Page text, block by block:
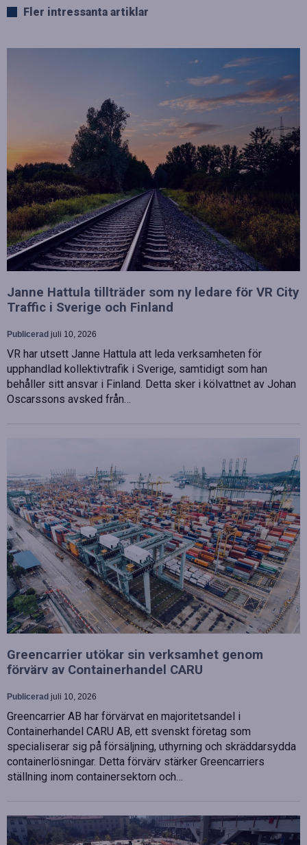
Fler intressanta artiklar
Janne Hattula tillträder som ny ledare för VR City
Traffic i Sverige och Finland
Publicerad juli 10, 2026
VR har utsett Janne Hattula att leda verksamheten för
upphandlad kollektivtrafik i Sverige, samtidigt som han
behåller sitt ansvar i Finland. Detta sker i kölvattnet av Johan
Oscarssons avsked från…
Greencarrier utökar sin verksamhet genom
förvärv av Containerhandel CARU
Publicerad juli 10, 2026
Greencarrier AB har förvärvat en majoritetsandel i
Containerhandel CARU AB, ett svenskt företag som
specialiserar sig på försäljning, uthyrning och skräddarsydda
containerlösningar. Detta förvärv stärker Greencarriers
ställning inom containersektorn och…